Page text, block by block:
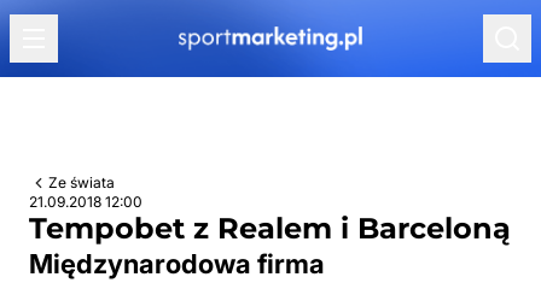
Przejdź do treści
Ze świata
21.09.2018 12:00
Tempobet z Realem i Barceloną
Międzynarodowa firma